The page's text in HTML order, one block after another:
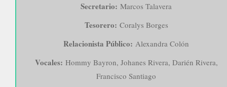
Secretario: Marcos Talavera
Tesorero: Coralys Borges
Relacionista Público: Alexandra Colón
Vocales: Hommy Bayron, Johanes Rivera, Darién Rivera,
Francisco Santiago